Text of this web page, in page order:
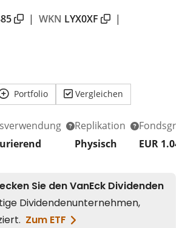
| WKN LYX0XF
|
Portfolio Vergleichen
Replikation
Physisch
EUR